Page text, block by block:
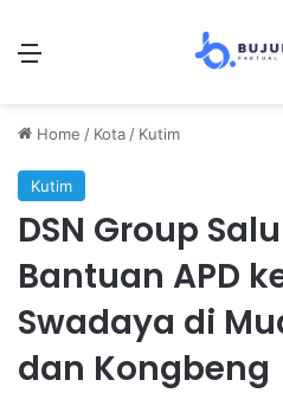
Home / Kota / Kutim
Kutim
DSN Group
Bantuan APD
Swadaya di
dan Kongbeng